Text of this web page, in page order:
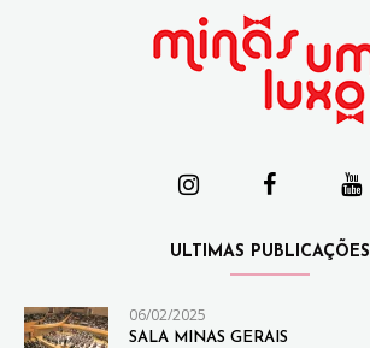
ULTIMAS PUBLICAÇÕES
06/02/2025
SALA MINAS GERAIS